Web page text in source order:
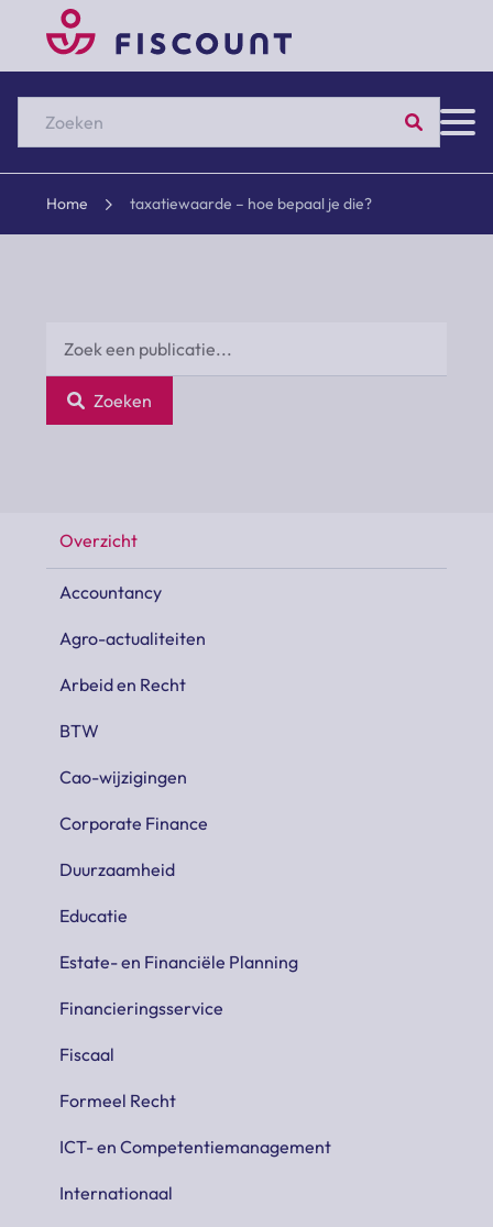
Zoeken
Home taxatiewaarde – hoe bepaal je die?
Zoeken
Overzicht
Accountancy
Agro-actualiteiten
Arbeid en Recht
BTW
Cao-wijzigingen
Corporate Finance
Duurzaamheid
Educatie
Estate- en Financiële Planning
Financieringsservice
Fiscaal
Formeel Recht
ICT- en Competentiemanagement
Internationaal